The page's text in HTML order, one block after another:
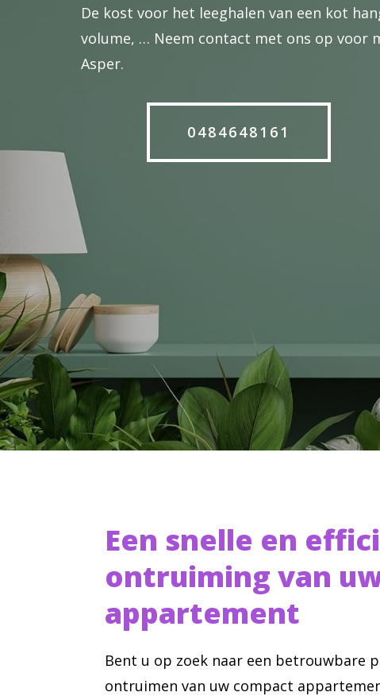
De kost voor het leeghalen van een kot
volume, … Neem contact met ons op voor
Asper.
0484648161
Een snelle en
ontruiming van
appartement
Bent u op zoek naar een betrouwbare
ontruimen van uw compact